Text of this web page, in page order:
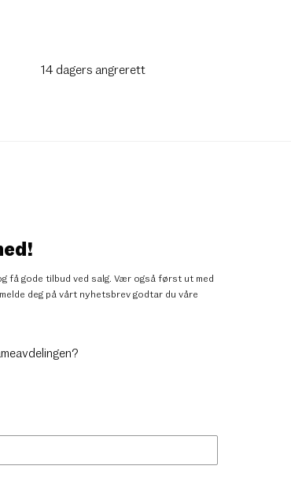
14 dagers angrerett
få gode tilbud ved salg. Vær også først ut med
deg på vårt nyhetsbrev godtar du våre